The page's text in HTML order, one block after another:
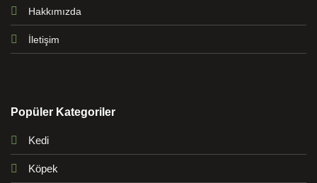
Hakkımızda
İletişim
Popüler Kategoriler
Kedi
Köpek